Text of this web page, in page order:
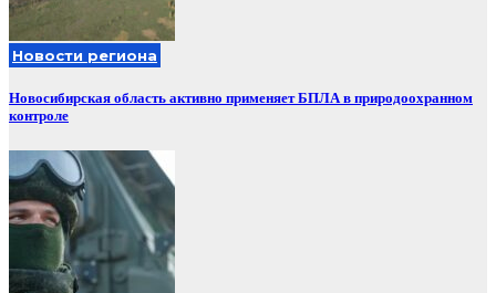
Новости региона
Новосибирская область активно применяет БПЛА в природоохранном
контроле